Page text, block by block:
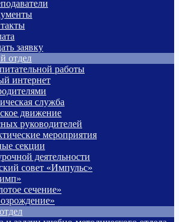
заявку
отдел
работы
интернет
служба
движение
руководителей
мероприятия
секции
деятельности
совет «Импульс»
сечение»